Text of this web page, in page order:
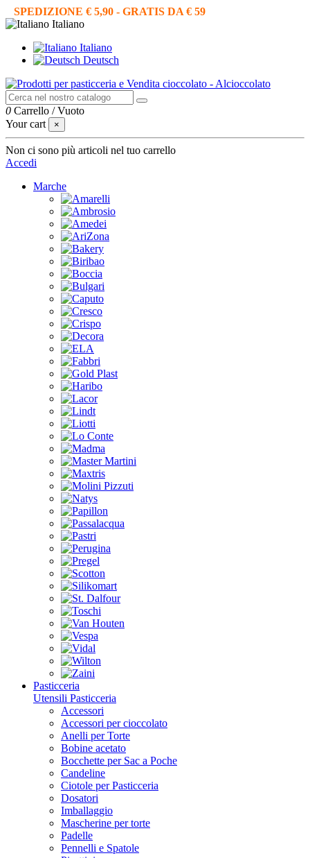
SPEDIZIONE € 5,90 - GRATIS DA € 59
Italiano
Italiano
Deutsch
0 Carrello /Vuoto
Your cart
×
Non ci sono più articoli nel tuo carrello
Accedi
Marche
Pasticceria
Utensili Pasticceria
Accessori
Accessori per cioccolato
Anelli per Torte
Bobine acetato
Bocchette per Sac a Poche
Candeline
Ciotole per Pasticceria
Dosatori
Imballaggio
Mascherine per torte
Padelle
Pennelli e Spatole